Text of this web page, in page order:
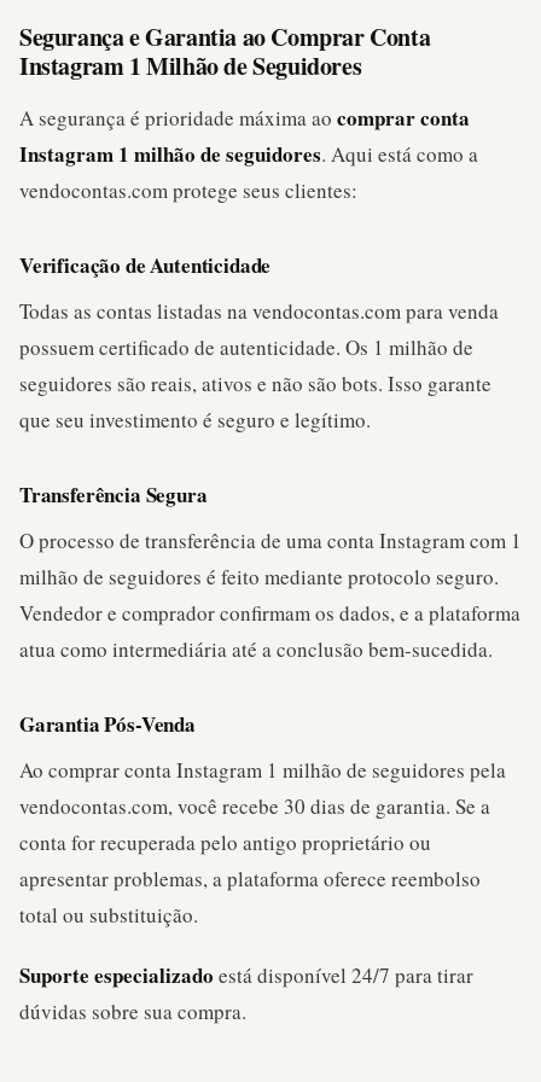
Segurança e Garantia ao Comprar Conta
Instagram 1 Milhão de Seguidores
A segurança é prioridade máxima ao comprar conta
Instagram 1 milhão de seguidores. Aqui está como a
vendocontas.com protege seus clientes:
Verificação de Autenticidade
Todas as contas listadas na vendocontas.com para venda
possuem certificado de autenticidade. Os 1 milhão de
seguidores são reais, ativos e não são bots. Isso garante
que seu investimento é seguro e legítimo.
Transferência Segura
O processo de transferência de uma conta Instagram com 1
milhão de seguidores é feito mediante protocolo seguro.
Vendedor e comprador confirmam os dados, e a plataforma
atua como intermediária até a conclusão bem-sucedida.
Garantia Pós-Venda
Ao comprar conta Instagram 1 milhão de seguidores pela
vendocontas.com, você recebe 30 dias de garantia. Se a
conta for recuperada pelo antigo proprietário ou
apresentar problemas, a plataforma oferece reembolso
total ou substituição.
Suporte especializado está disponível 24/7 para tirar
dúvidas sobre sua compra.